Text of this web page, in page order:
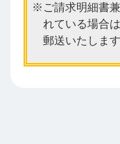
ご請求明細書
れている場合
郵送いたします